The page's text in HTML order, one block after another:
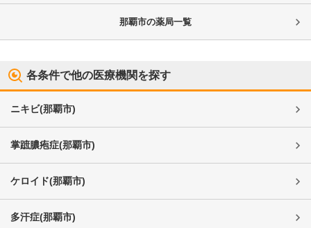
那覇市の薬局一覧
各条件で他の医療機関を探す
ニキビ(那覇市)
掌蹠膿疱症(那覇市)
ケロイド(那覇市)
多汗症(那覇市)